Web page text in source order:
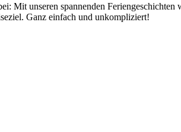
Mit unseren spannenden
Ganz einfach und unkompliziert!